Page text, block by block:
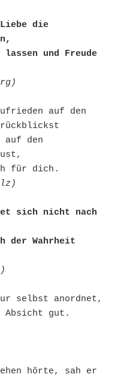
die
lassen und Freude
auf den
auf den
sich nicht nach
der Wahrheit
selbst anordnet,
hörte, sah er